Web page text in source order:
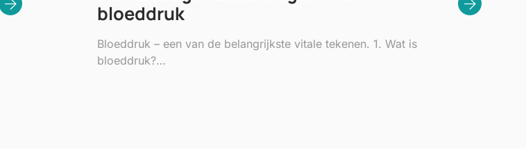
bloeddruk
Bloeddruk – een van de belangrijkste vitale tekenen. 1. Wat is
bloeddruk?…